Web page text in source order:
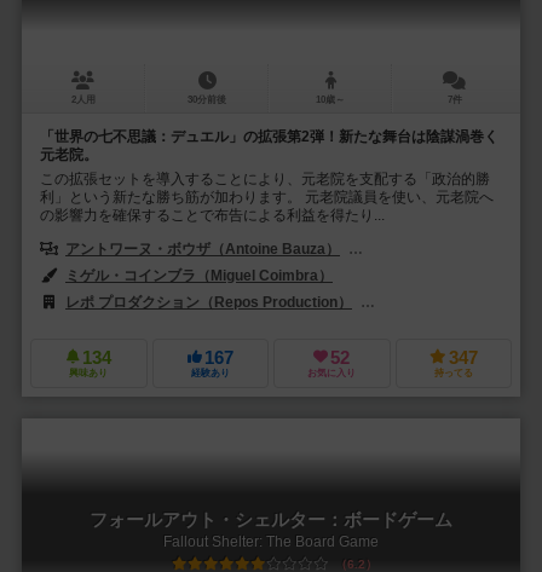
2人用 30分前後 10歳～ 7件
「世界の七不思議：デュエル」の拡張第2弾！新たな舞台は陰謀渦巻く
元老院。
この拡張セットを導入することにより、元老院を支配する「政治的勝
利」という新たな勝ち筋が加わります。 元老院議員を使い、元老院へ
の影響力を確保することで布告による利益を得たり...
アントワーヌ・ボウザ（Antoine Bauza）
ミゲル・コインブラ（Miguel Coimbra）
レポ プロダクション（Repos Production）
134
興味あり
167
経験あり
52
お気に入り
347
持ってる
フォールアウト・シェルター：ボードゲーム
Fallout Shelter: The Board Game
6.2